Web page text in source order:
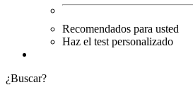
Recomendados para usted
Haz el test personalizado
¿Buscar?